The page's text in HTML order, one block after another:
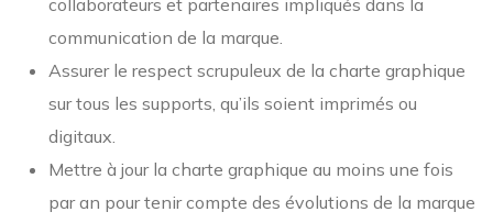
collaborateurs et partenaires impliqués dans la
communication de la marque.
Assurer le respect scrupuleux de la charte graphique
sur tous les supports, qu’ils soient imprimés ou
digitaux.
Mettre à jour la charte graphique au moins une fois
par an pour tenir compte des évolutions de la marque